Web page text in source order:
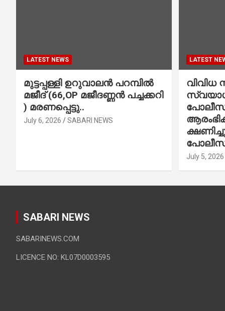
LATEST NEWS
മുട്ടപ്പള്ളി ഉറുവാലൻ പറമ്പിൽ
മജീദ് (66,OP മജീദണ്ണൻ പച്ചക്കറി
) മരണപ്പെട്ടു..
July 6, 2026 SABARI NEWS
LATEST
വിവിധ
പോലീസ്
July 5, 2026
SABARI NEWS
SABARINEWS.COM
LICENCE NO: KL07D0003595